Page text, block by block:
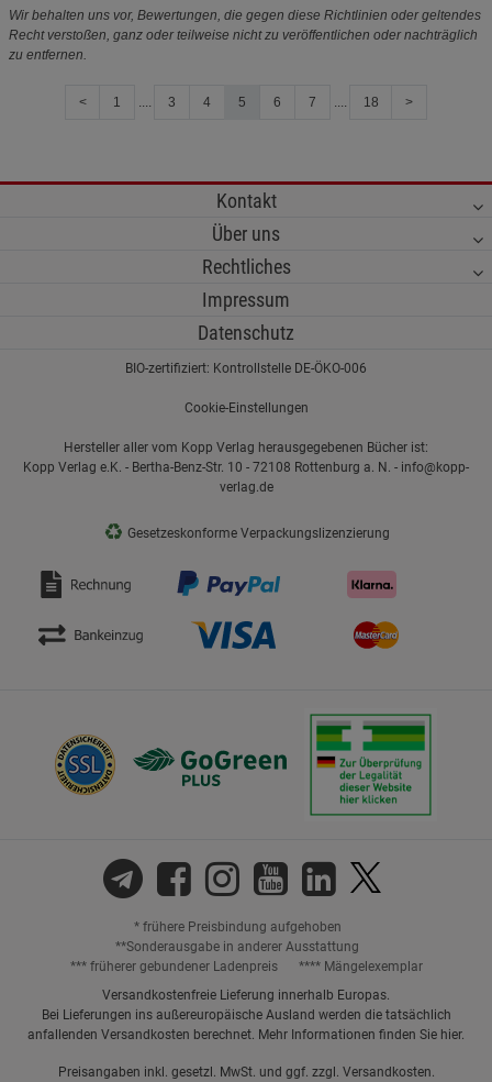
Wir behalten uns vor, Bewertungen, die gegen diese Richtlinien oder geltendes
Recht verstoßen, ganz oder teilweise nicht zu veröffentlichen oder nachträglich
zu entfernen.
< 1 .... 3 4 5 6 7 .... 18 >
Kontakt
Über uns
Rechtliches
Impressum
Datenschutz
BIO-zertifiziert: Kontrollstelle DE-ÖKO-006
Cookie-Einstellungen
Hersteller aller vom Kopp Verlag herausgegebenen Bücher ist:
Kopp Verlag e.K. - Bertha-Benz-Str. 10 - 72108 Rottenburg a. N. - info@kopp-
verlag.de
♻ Gesetzeskonforme Verpackungslizenzierung
* frühere Preisbindung aufgehoben
**Sonderausgabe in anderer Ausstattung
*** früherer gebundener Ladenpreis
**** Mängelexemplar
Versandkostenfreie Lieferung innerhalb Europas.
Bei Lieferungen ins außereuropäische Ausland werden die tatsächlich
anfallenden Versandkosten berechnet. Mehr Informationen finden Sie hier.
Preisangaben inkl. gesetzl. MwSt. und ggf. zzgl. Versandkosten.